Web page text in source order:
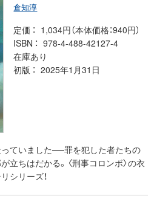
倉知淳
定価
1,034円（本体価格：940円）
ISBN
978-4-488-42127-4
在庫あり
初版
2025年1月31日
ていました──罪を犯した者たちの
立ちはだかる。〈刑事コロンボ〉の衣
シリーズ！